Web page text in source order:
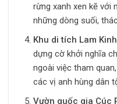
rừng xanh xen kẽ với
những dòng suối,
Khu di tích Lam
dựng cờ khởi nghĩa
ngoài việc tham
các vị anh hùng dân
Vườn quốc gia Cúc